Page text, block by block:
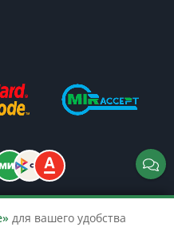
водных
для вашего удобства